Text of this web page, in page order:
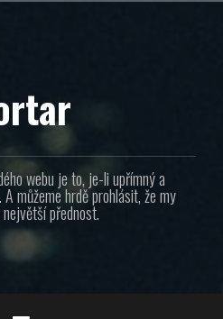
webu je to, je-li upřímný a
můžeme hrdě prohlásit, že my
přednost.